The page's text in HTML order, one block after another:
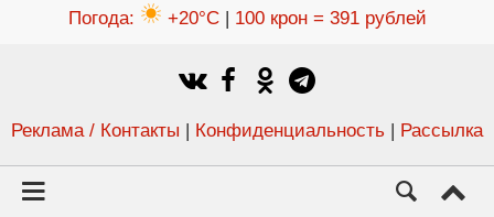
Погода: +20°C| 100 крон = 391 рублей
Реклама / Контакты | Конфиденциальность | Рассылка